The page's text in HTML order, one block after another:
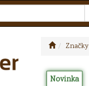
Značky
Novinka